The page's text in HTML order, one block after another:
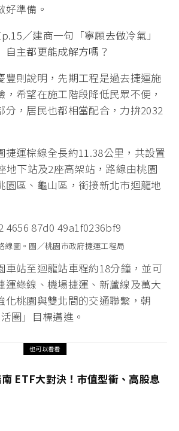
準備。
／建商一句「寧願去做冷氣」
主都更能成解方嗎？
豐則說明，先期工程是過去捷運施
，希望在施工階段降低民眾不便，
分，居民也都相當配合，力拚2032
捷運棕線全長約11.38公里，共設置
地下站及2座高架站，路線由桃園
園區、龜山區，銜接新北市迴龍地
線圖。圖／桃園市政府捷運工程局
車站至迴龍站車程約18分鐘，並可
運綠線、機場捷運、新蘆線及萬大
化桃園與雙北間的交通聯繫，朝
圈」目標邁進。
也可以看看
ETF大對決！市值型衝、高股息